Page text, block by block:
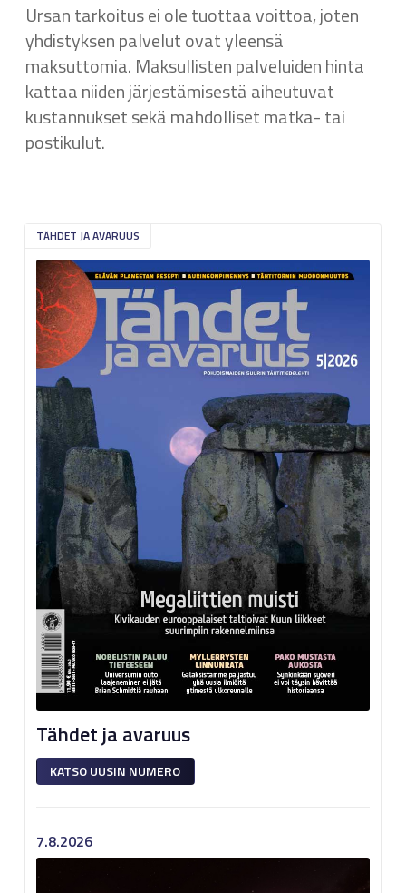
Ursan tarkoitus ei ole tuottaa voittoa, joten
yhdistyksen palvelut ovat yleensä
maksuttomia. Maksullisten palveluiden hinta
kattaa niiden järjestämisestä aiheutuvat
kustannukset sekä mahdolliset matka- tai
postikulut.
TÄHDET JA AVARUUS
Tähdet ja avaruus
KATSO UUSIN NUMERO
7.8.2026